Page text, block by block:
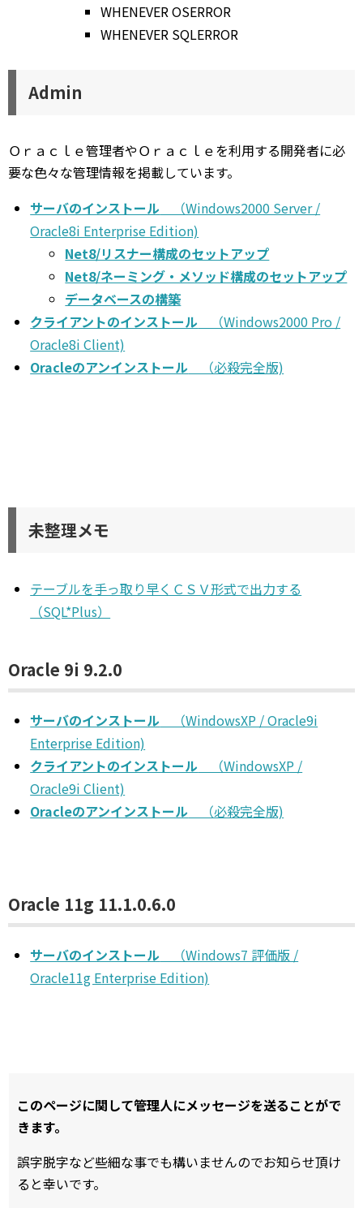
WHENEVER OSERROR
WHENEVER SQLERROR
Admin
Ｏｒａｃｌｅ管理者やＯｒａｃｌｅを利用する開発者に必
要な色々な管理情報を掲載しています。
サーバのインストール （Windows2000 Server /
Oracle8i Enterprise Edition)
Net8/リスナー構成のセットアップ
Net8/ネーミング・メソッド構成のセットアップ
データベースの構築
クライアントのインストール （Windows2000 Pro /
Oracle8i Client)
Oracleのアンインストール （必殺完全版)
未整理メモ
テーブルを手っ取り早くＣＳＶ形式で出力する
（SQL*Plus）
Oracle 9i 9.2.0
サーバのインストール （WindowsXP / Oracle9i
Enterprise Edition)
クライアントのインストール （WindowsXP /
Oracle9i Client)
Oracleのアンインストール （必殺完全版)
Oracle 11g 11.1.0.6.0
サーバのインストール （Windows7 評価版 /
Oracle11g Enterprise Edition)
このページに関して管理人にメッセージを送ることがで
きます。
誤字脱字など些細な事でも構いませんのでお知らせ頂け
ると幸いです。